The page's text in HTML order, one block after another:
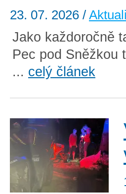
23. 07. 2026 /
Jako každoročně
Pec pod Sněžkou
... celý článek